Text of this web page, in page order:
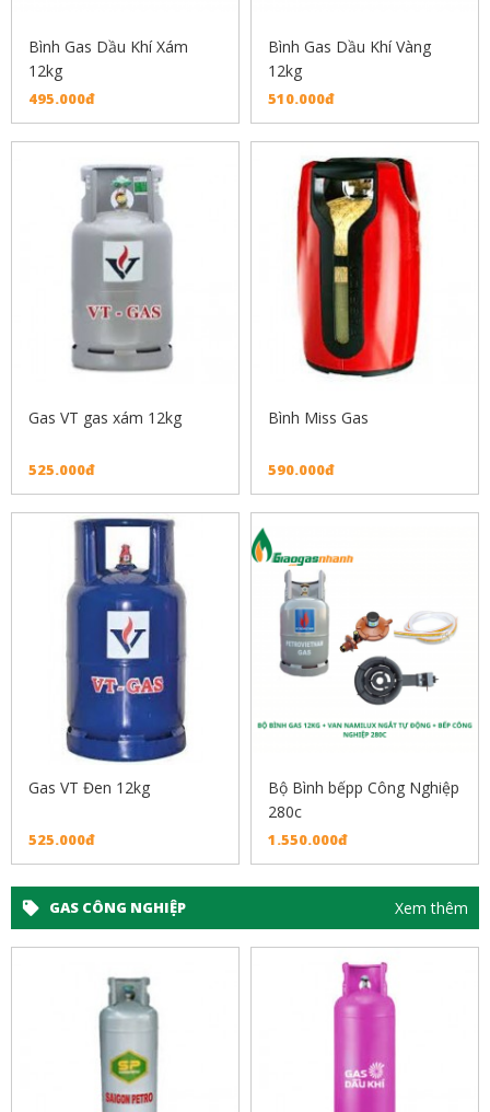
Bình Gas Dầu Khí Xám
12kg
495.000đ
Bình Gas Dầu Khí Vàng
12kg
510.000đ
Gas VT gas xám 12kg
525.000đ
Bình Miss Gas
590.000đ
Gas VT Đen 12kg
525.000đ
Bộ Bình bếpp Công Nghiệp
280c
1.550.000đ
GAS CÔNG NGHIỆP Xem thêm